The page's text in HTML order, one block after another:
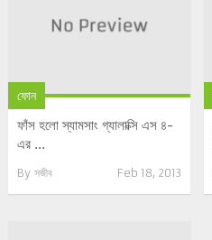
ফোন
ফাঁস হলো স্যামসাং গ্যালাক্সি এস ৪-
এর ...
By সজীব Feb 18, 2013